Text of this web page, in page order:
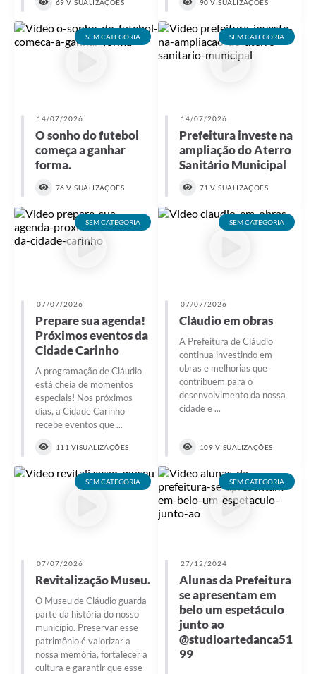
69 VISUALIZAÇÕES 90 VISUALIZAÇÕES
SEM CATEGORIA
14/07/2026
O sonho do futebol
começa a ganhar
forma.
76 VISUALIZAÇÕES
SEM CATEGORIA
14/07/2026
Prefeitura investe na
ampliação do Aterro
Sanitário Municipal
71 VISUALIZAÇÕES
SEM CATEGORIA
07/07/2026
Prepare sua agenda!
Próximos eventos da
Cidade Carinho
A programação de Cláudio
está cheia de momentos
especiais! Nos próximos
dias, a Cidade Carinho
recebe eventos que ...
111 VISUALIZAÇÕES
SEM CATEGORIA
07/07/2026
Cláudio em obras
A Prefeitura de Cláudio
continua investindo em
obras e melhorias que
contribuem para o
desenvolvimento da nossa
cidade e ...
109 VISUALIZAÇÕES
SEM CATEGORIA
07/07/2026
Revitalização Museu.
O Museu de Cláudio guarda
parte da história do nosso
município. Preservar esse
patrimônio é valorizar a
nossa memória, fortalecer a
cultura e garantir que esse
SEM CATEGORIA
27/12/2024
Alunas da Prefeitura
se apresentam em
belo um espetáculo
junto ao
@studioartedanca51
99